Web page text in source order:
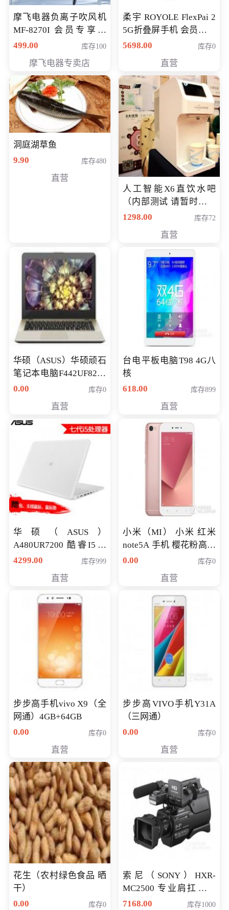
摩飞电器负离子吹风机
MF-8270I 会员专享价
369元
499.00 库存100
摩飞电器专卖店
柔宇 ROYOLE FlexPai 2
5G折叠屏手机 会员专享
购买价格 4998元
5698.00 库存0
直营
洞庭湖草鱼
9.90
库存480
直营
人工智能X6直饮水吧
（内部测试 请暂时不要
购买）
1298.00 库存72
直营
华硕（ASUS）华硕顽石
笔记本电脑F442UF8250
八代独显轻薄办公商务
0.00 库存0
直营
台电平板电脑T98 4G八
核
618.00
库存899
直营
华硕（ASUS）
A480UR7200 酷睿I5超
薄学生办公游戏独显笔
NV930-2G独
4299.00 库存999
直营
小米（MI） 小米 红米
note5A 手机 樱花粉高配
版 全网通(3G+32G)
0.00 库存0
直营
步步高手机vivo X9（全
网通）4GB+64GB
0.00
库存0
直营
步步高VIVO手机Y31A
（三网通）
0.00
库存0
直营
花生（农村绿色食品 晒
干）
0.00
库存0
索尼（SONY）HXR-
MC2500 专业肩扛式存
储卡全高清摄录一体机
7168.00 库存1000